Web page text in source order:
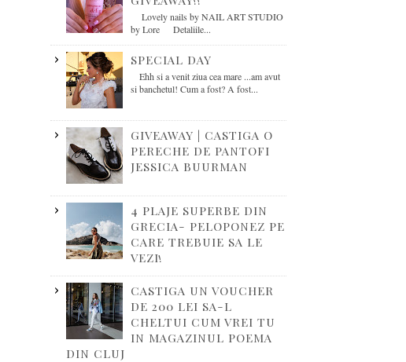
Lovely nails by NAIL ART STUDIO
by Lore Detaliile...
SPECIAL DAY
Ehh si a venit ziua cea mare ...am avut
si banchetul! Cum a fost? A fost...
GIVEAWAY | CASTIGA O
PERECHE DE PANTOFI
JESSICA BUURMAN
4 PLAJE SUPERBE DIN
GRECIA- PELOPONEZ PE
CARE TREBUIE SA LE
VEZI!
CASTIGA UN VOUCHER
DE 200 LEI SA-L
CHELTUI CUM VREI TU
IN MAGAZINUL POEMA
DIN CLUJ